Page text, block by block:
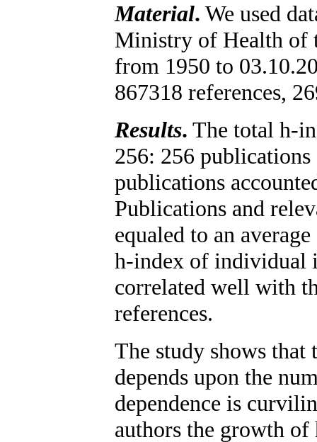
Material. We used
Ministry of Health of
from 1950 to
867318 references,
Results. The total h-
256: 256
publications
Publications and
equaled to an
h-index of individual
correlated well with
references.
The study shows
depends upon the
dependence is
authors the growth